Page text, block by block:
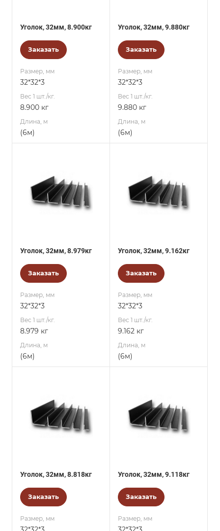
Уголок, 32мм, 8.900кг
Заказать
Размер, мм
32*32*3
Вес 1 шт./кг.
8.900 кг
Длина, м
(6м)
Уголок, 32мм, 9.880кг
Заказать
Размер, мм
32*32*3
Вес 1 шт./кг.
9.880 кг
Длина, м
(6м)
Уголок, 32мм, 8.979кг
Заказать
Размер, мм
32*32*3
Вес 1 шт./кг.
8.979 кг
Длина, м
(6м)
Уголок, 32мм, 9.162кг
Заказать
Размер, мм
32*32*3
Вес 1 шт./кг.
9.162 кг
Длина, м
(6м)
Уголок, 32мм, 8.818кг
Заказать
Размер, мм
Уголок, 32мм, 9.118кг
Заказать
Размер, мм